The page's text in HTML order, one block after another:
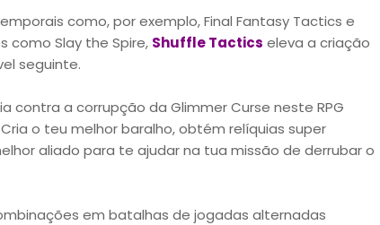
como, por exemplo, Final Fantasy Tactics e
como Slay the Spire, Shuffle Tactics eleva a criação
seguinte.
contra a corrupção da Glimmer Curse neste RPG
o teu melhor baralho, obtém relíquias super
aliado para te ajudar na tua missão de derrubar o
em batalhas de jogadas alternadas